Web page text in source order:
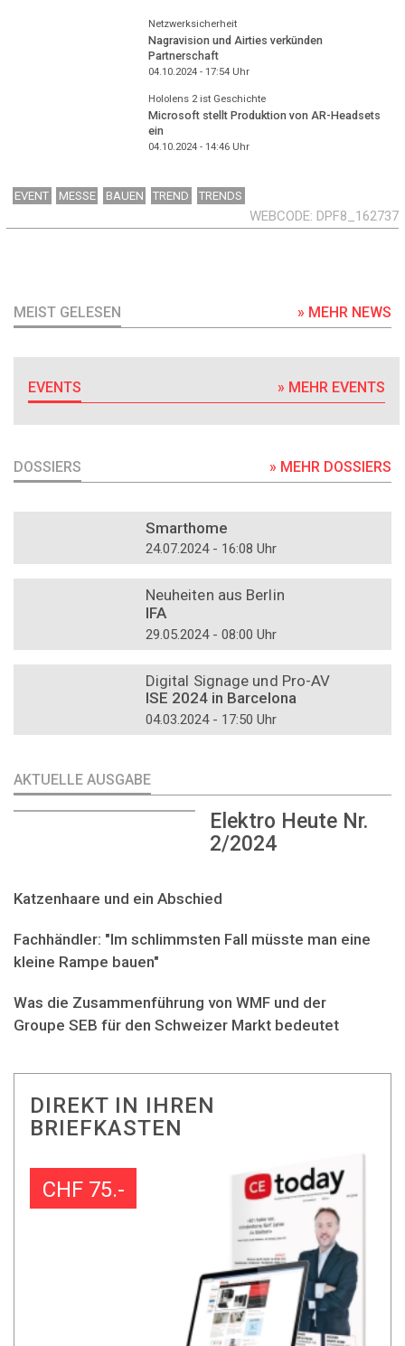
Netzwerksicherheit
Nagravision und Airties verkünden
Partnerschaft
04.10.2024 - 17:54Uhr
Hololens 2 ist Geschichte
Microsoft stellt Produktion von AR-Headsets
ein
04.10.2024 - 14:46Uhr
EVENT MESSE BAUEN TREND TRENDS
WEBCODE DPF8_162737
MEIST GELESEN » MEHR NEWS
EVENTS » MEHR EVENTS
DOSSIERS » MEHR DOSSIERS
Smarthome
24.07.2024 - 16:08 Uhr
Neuheiten aus Berlin
IFA
29.05.2024 - 08:00 Uhr
Digital Signage und Pro-AV
ISE 2024 in Barcelona
04.03.2024 - 17:50 Uhr
AKTUELLE AUSGABE
Elektro Heute Nr.
2/2024
Katzenhaare und ein Abschied
Fachhändler: "Im schlimmsten Fall müsste man eine
kleine Rampe bauen"
Was die Zusammenführung von WMF und der
Groupe SEB für den Schweizer Markt bedeutet
DIREKT IN IHREN
BRIEFKASTEN
CHF 75.-